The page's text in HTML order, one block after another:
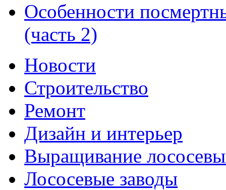
Особенности
(часть 2)
Новости
Строительство
Ремонт
Дизайн и интерьер
Выращивание
Лососевые заводы